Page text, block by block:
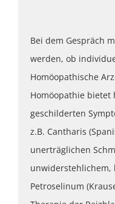
Bei dem Gespräch
werden, ob
Homöopathische
Homöopathie
geschilderten
z.B. Cantharis
unerträglichen
unwiderstehlichem,
Petroselinum